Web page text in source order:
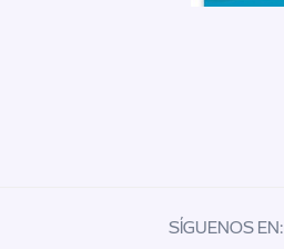
SÍGUENOS EN: